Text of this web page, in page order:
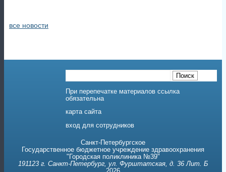
Государственное бюджетное учреждение здравоохранения
191123 г. Санкт-Петербург, ул. Фурштатская, д. 36 Лит. Б
2026